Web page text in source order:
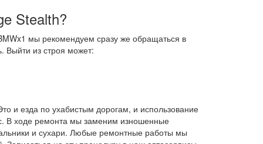
Stealth?
мы рекомендуем сразу же обращаться в
Выйти из строя может:
и езда по ухабистым дорогам, и использование
В ходе ремонта мы заменим изношенные
и сухари. Любые ремонтные работы мы